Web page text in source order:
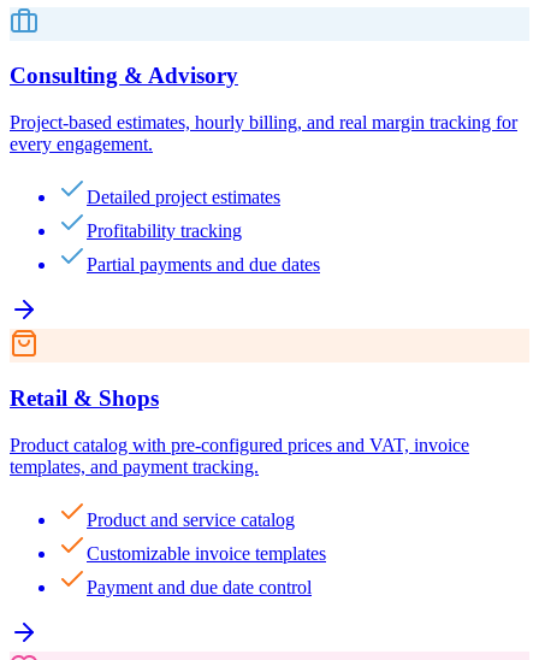
Consulting & Advisory
Project-based estimates, hourly billing, and real margin tracking for
every engagement.
Detailed project estimates
Profitability tracking
Partial payments and due dates
Retail & Shops
Product catalog with pre-configured prices and VAT, invoice
templates, and payment tracking.
Product and service catalog
Customizable invoice templates
Payment and due date control